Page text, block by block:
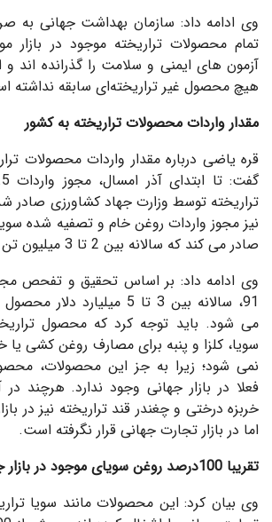
وی ادامه داد: سازمان بهداشت جهانی به
تمام محصولات تراریخته موجود در بازار
آزمون های ایمنی و سلامت را گذرانده اند و
هیچ محصول غیر تراریخته‌ای سابقه نداشته
مقدار واردات محصولات تراریخته به کشور
قره یاضی درباره مقدار واردات محصولات
تراریخته توسط وزارت جهاد کشاورزی صادر
نیز مجوز واردات روغن خام و تصفیه شده
صادر می کند که سالانه بین 2 تا 3 میلیون تن است.
وی ادامه داد: بر اساس تحقیق و تفحص
91، سالانه بین 3 تا 5 میلیارد
می شود. باید توجه کرد که محصول
سویا، کلزا و پنبه برای مصارف روغن کشی یا
نمی شود؛ زیرا به جز این محصولات،
فعلا در بازار جهانی وجود ندارد. هرچند در
خربزه درختی و چغندر قند تراریخته نیز در
اما در بازار تجارت جهانی قرار نگرفته است.
تقریبا 100درصد روغن سویای موجود در بازار جهان تراریخته است